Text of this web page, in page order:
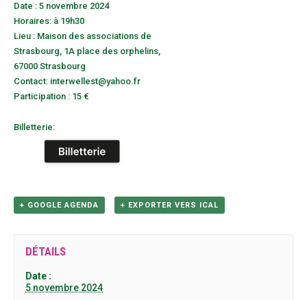
Date : 5 novembre 2024
Horaires: à 19h30
Lieu : Maison des associations de
Strasbourg, 1A place des orphelins,
67000 Strasbourg
Contact: interwellest@yahoo.fr
Participation : 15 €
Billetterie:
+ GOOGLE AGENDA + EXPORTER VERS ICAL
DÉTAILS
Date :
5 novembre 2024